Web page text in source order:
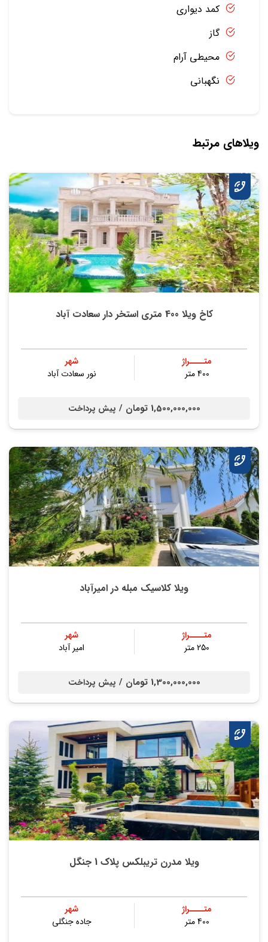
کمد دیواری
گاز
محیطی آرام
نگهبانی
ویلاهای مرتبط
کاخ ویلا 400 متری استخر دار سعادت آباد
متــــراژ
400 متر
شهر
نور سعادت آباد
1,500,000,000 تومان / پیش پرداخت
ویلا کلاسیک مبله در امیرآباد
متــــراژ
250 متر
شهر
امیر آباد
1,300,000,000 تومان / پیش پرداخت
ویلا مدرن تریبلکس پلاک 1 جنگل
متــــراژ
400 متر
شهر
جاده جنگلی